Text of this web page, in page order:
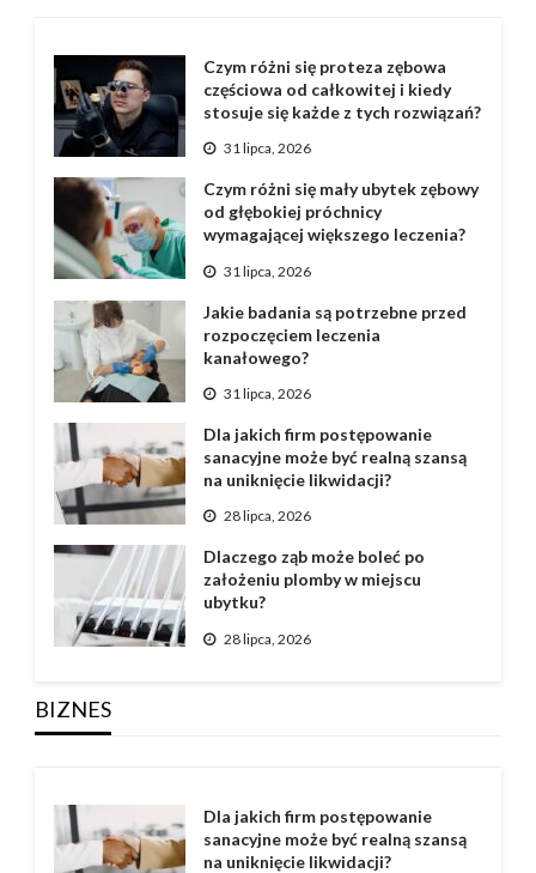
Czym różni się proteza zębowa
częściowa od całkowitej i kiedy
stosuje się każde z tych rozwiązań?
31 lipca, 2026
Czym różni się mały ubytek zębowy
od głębokiej próchnicy
wymagającej większego leczenia?
31 lipca, 2026
Jakie badania są potrzebne przed
rozpoczęciem leczenia
kanałowego?
31 lipca, 2026
Dla jakich firm postępowanie
sanacyjne może być realną szansą
na uniknięcie likwidacji?
28 lipca, 2026
Dlaczego ząb może boleć po
założeniu plomby w miejscu
ubytku?
28 lipca, 2026
BIZNES
Dla jakich firm postępowanie
sanacyjne może być realną szansą
na uniknięcie likwidacji?